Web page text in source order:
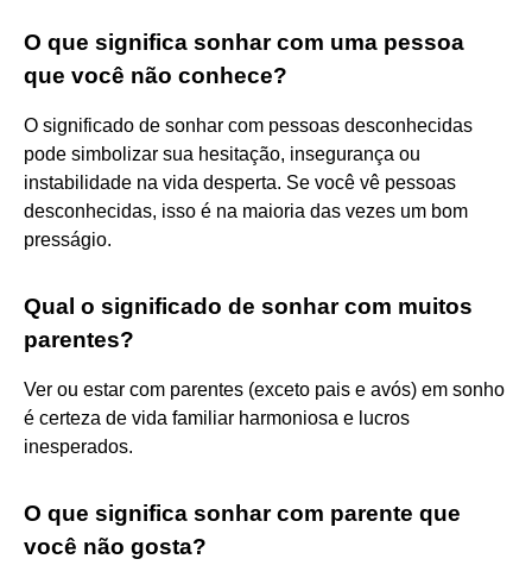
O que significa sonhar com uma pessoa
que você não conhece?
O significado de sonhar com pessoas desconhecidas
pode simbolizar sua hesitação, insegurança ou
instabilidade na vida desperta. Se você vê pessoas
desconhecidas, isso é na maioria das vezes um bom
presságio.
Qual o significado de sonhar com muitos
parentes?
Ver ou estar com parentes (exceto pais e avós) em sonho
é certeza de vida familiar harmoniosa e lucros
inesperados.
O que significa sonhar com parente que
você não gosta?